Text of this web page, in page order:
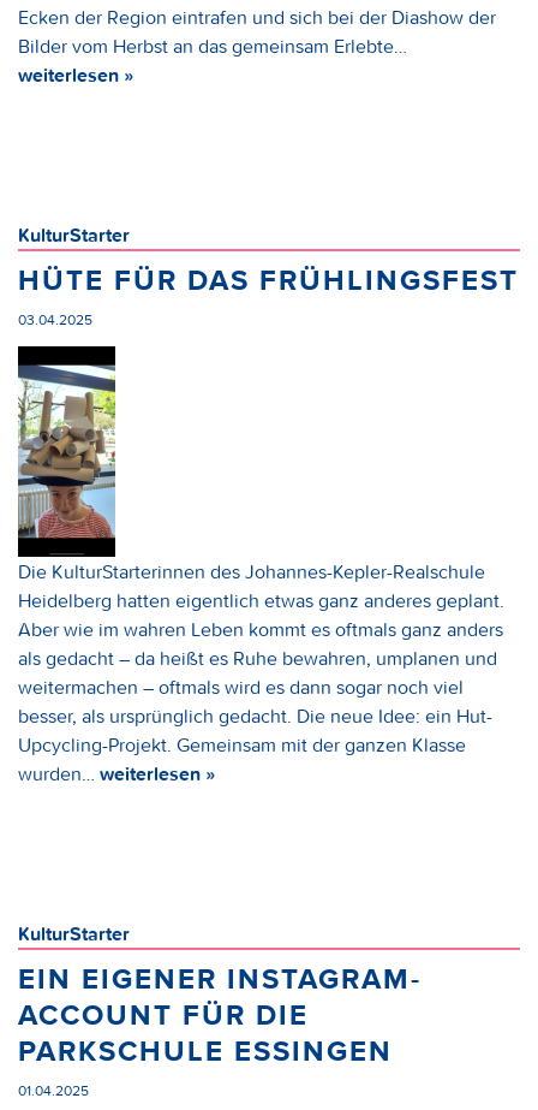
Ecken der Region eintrafen und sich bei der Diashow der
Bilder vom Herbst an das gemeinsam Erlebte…
weiterlesen »
KulturStarter
HÜTE FÜR DAS FRÜHLINGSFEST
03.04.2025
Die KulturStarterinnen des Johannes-Kepler-Realschule
Heidelberg hatten eigentlich etwas ganz anderes geplant.
Aber wie im wahren Leben kommt es oftmals ganz anders
als gedacht – da heißt es Ruhe bewahren, umplanen und
weitermachen – oftmals wird es dann sogar noch viel
besser, als ursprünglich gedacht. Die neue Idee: ein Hut-
Upcycling-Projekt. Gemeinsam mit der ganzen Klasse
wurden… weiterlesen »
KulturStarter
EIN EIGENER INSTAGRAM-
ACCOUNT FÜR DIE
PARKSCHULE ESSINGEN
01.04.2025